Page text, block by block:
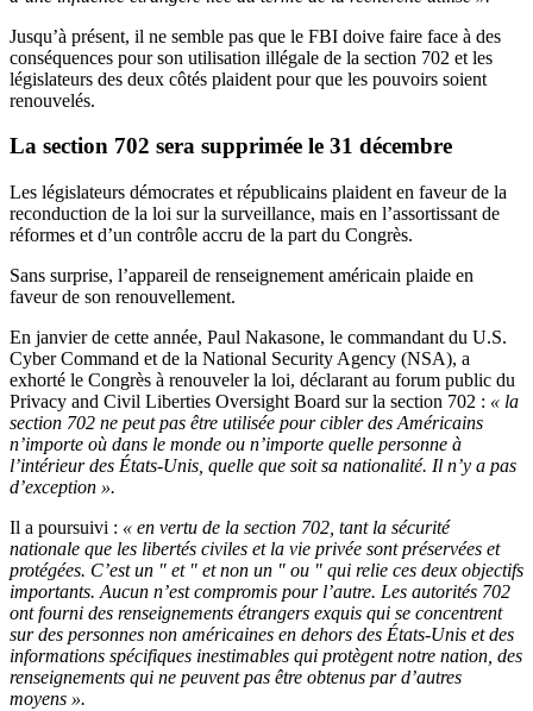
Jusqu’à présent, il ne semble pas que le FBI doive faire face à des
conséquences pour son utilisation illégale de la section 702 et les
législateurs des deux côtés plaident pour que les pouvoirs soient
renouvelés.
La section 702 sera supprimée le 31 décembre
Les législateurs démocrates et républicains plaident en faveur de la
reconduction de la loi sur la surveillance, mais en l’assortissant de
réformes et d’un contrôle accru de la part du Congrès.
Sans surprise, l’appareil de renseignement américain plaide en
faveur de son renouvellement.
En janvier de cette année, Paul Nakasone, le commandant du U.S.
Cyber Command et de la National Security Agency (NSA), a
exhorté le Congrès à renouveler la loi, déclarant au forum public du
Privacy and Civil Liberties Oversight Board sur la section 702 : « la
section 702 ne peut pas être utilisée pour cibler des Américains
n’importe où dans le monde ou n’importe quelle personne à
l’intérieur des États-Unis, quelle que soit sa nationalité. Il n’y a pas
d’exception ».
Il a poursuivi : « en vertu de la section 702, tant la sécurité
nationale que les libertés civiles et la vie privée sont préservées et
protégées. C’est un " et " et non un " ou " qui relie ces deux objectifs
importants. Aucun n’est compromis pour l’autre. Les autorités 702
ont fourni des renseignements étrangers exquis qui se concentrent
sur des personnes non américaines en dehors des États-Unis et des
informations spécifiques inestimables qui protègent notre nation, des
renseignements qui ne peuvent pas être obtenus par d’autres
moyens ».